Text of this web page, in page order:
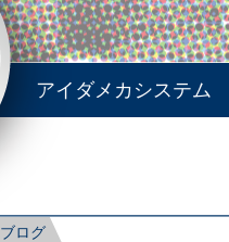
アイダメカシステム
ブログ